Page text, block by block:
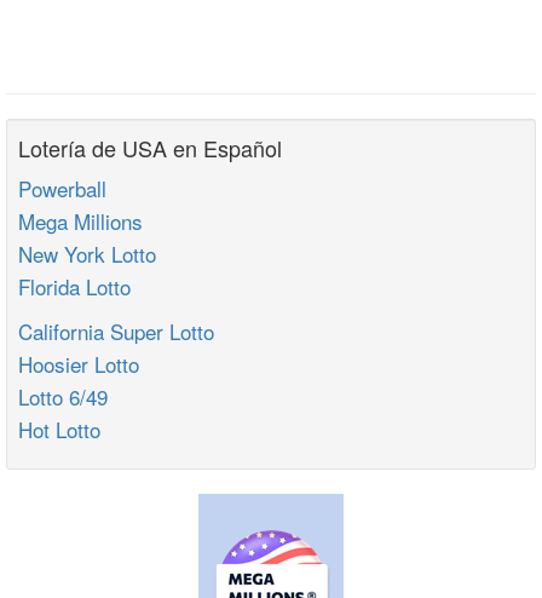
Lotería de USA en Español
Powerball
Mega Millions
New York Lotto
Florida Lotto
California Super Lotto
Hoosier Lotto
Lotto 6/49
Hot Lotto